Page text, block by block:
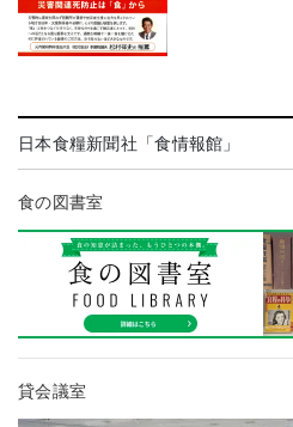
日本食糧新聞社「食情報館」
食の図書室
貸会議室